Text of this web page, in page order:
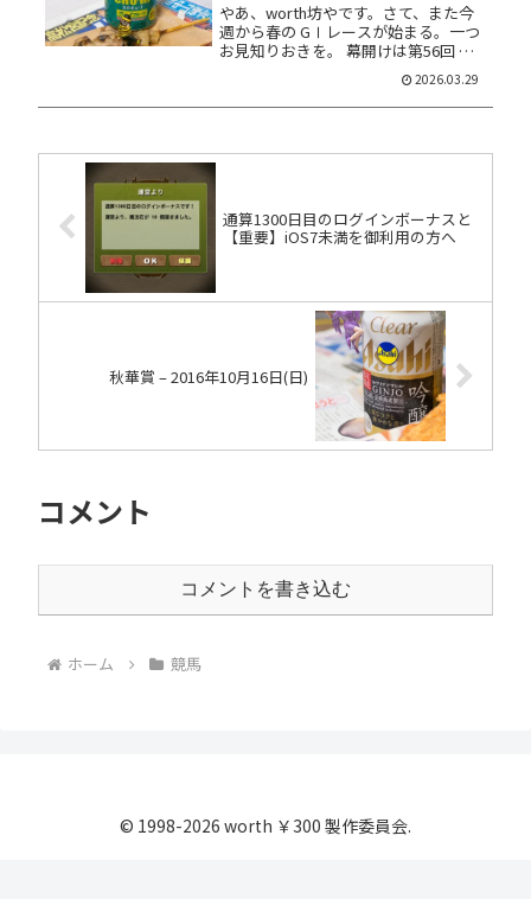
やあ、worth坊やです。さて、また今
週から春の GⅠレースが始まる。一つ
お見知りおきを。 幕開けは第56回 高
松宮記念。1,200メートルの短距離
戦。荒れそうだぞ。 予想と結果 8. ウ
インカーネリアン 13. ナムラクレア 14.
2026.03.29
通算1300日目のログインボーナスと
【重要】iOS7未満を御利用の方へ
秋華賞 – 2016年10月16日(日)
コメント
コメントを書き込む
ホーム 競馬
© 1998-2026 worth ￥300 製作委員会.